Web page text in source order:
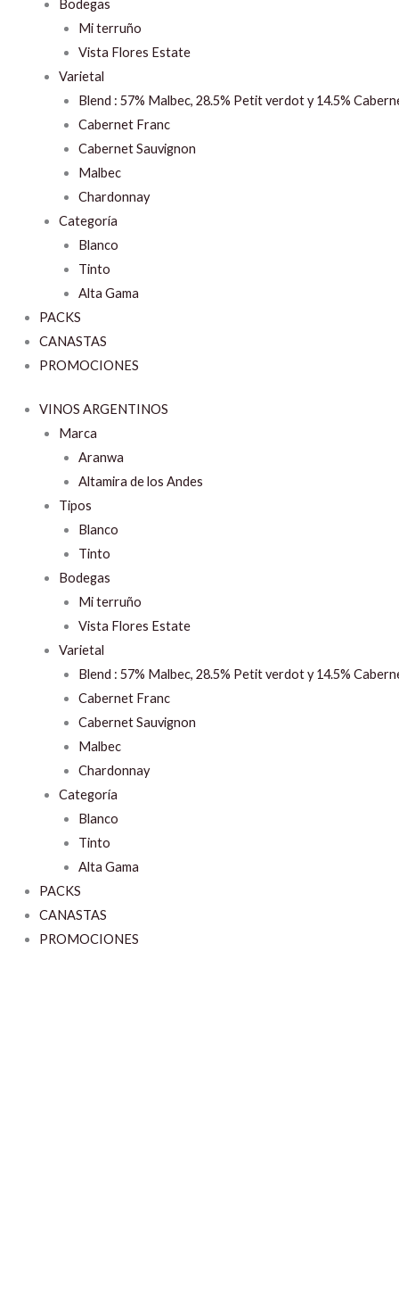
Bodegas
Mi terruño
Vista Flores Estate
Varietal
Blend : 57% Malbec, 28.5% Petit verdot y 14.5%
Cabernet Franc
Cabernet Sauvignon
Malbec
Chardonnay
Categoría
Blanco
Tinto
Alta Gama
PACKS
CANASTAS
PROMOCIONES
VINOS ARGENTINOS
Marca
Aranwa
Altamira de los Andes
Tipos
Blanco
Tinto
Bodegas
Mi terruño
Vista Flores Estate
Varietal
Blend : 57% Malbec, 28.5% Petit verdot y 14.5%
Cabernet Franc
Cabernet Sauvignon
Malbec
Chardonnay
Categoría
Blanco
Tinto
Alta Gama
PACKS
CANASTAS
PROMOCIONES